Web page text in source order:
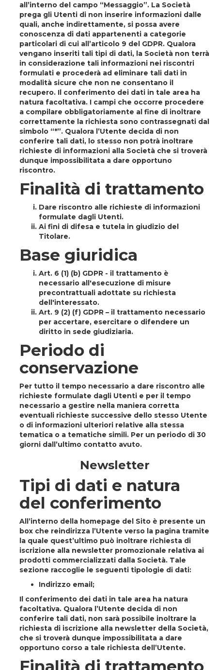
all’interno del campo “Messaggio”. La Società
prega gli Utenti di non inserire informazioni dalle
quali, anche indirettamente, si possa avere
conoscenza di dati appartenenti a categorie
particolari di cui all’articolo 9 del GDPR. Qualora
vengano inseriti tali tipi di dati, la Società non terrà
in considerazione tali informazioni nei riscontri
formulati e procederà ad eliminare tali dati in
modalità sicure che non ne consentano il
recupero. Il conferimento dei dati in tale area ha
natura facoltativa. I campi che occorre procedere
a compilare obbligatoriamente al fine di inoltrare
correttamente la richiesta sono contrassegnati dal
simbolo “*”. Qualora l’Utente decida di non
conferire tali dati, lo stesso non potrà inoltrare
richieste di informazioni alla Società che si troverà
dunque impossibilitata a dare opportuno
riscontro.
Finalità di trattamento
Dare riscontro alle richieste di informazioni
formulate dagli Utenti.
Ai fini di difesa e tutela in giudizio del
Titolare.
Base giuridica
Art. 6 (1) (b) GDPR - il trattamento è
necessario all'esecuzione di misure
precontrattuali adottate su richiesta
dell'interessato.
Art. 9 (2) (f) GDPR – il trattamento necessario
per accertare, esercitare o difendere un
diritto in sede giudiziaria.
Periodo di
conservazione
Per tutto il tempo necessario a dare riscontro alle
richieste formulate dagli Utenti e per il tempo
necessario a gestire nella maniera corretta
eventuali richieste successive dello stesso Utente
o di informazioni ulteriori relative alla stessa
tematica o a tematiche simili. Per un periodo di 30
giorni dall’ultimo contatto avuto.
Newsletter
Tipi di dati e natura
del conferimento
All’interno della homepage del Sito è presente un
box che reindirizza l’Utente verso la pagina tramite
la quale quest’ultimo può inoltrare richiesta di
iscrizione alla newsletter promozionale relativa ai
prodotti commercializzati dalla Società. Tale
sezione raccoglie le seguenti tipologie di dati:
Indirizzo email;
Il conferimento dei dati in tale area ha natura
facoltativa. Qualora l’Utente decida di non
conferire tali dati, non sarà possibile inoltrare la
richiesta di iscrizione alla newsletter della Società,
che si troverà dunque impossibilitata a dare
opportuno corso a tale richiesta dell’Utente.
Finalità di trattamento